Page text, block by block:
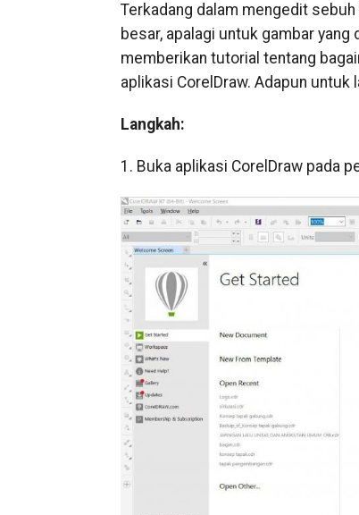
Terkadang dalam mengedit
besar, apalagi untuk gambar yang
memberikan tutorial tentang
aplikasi CorelDraw. Adapun untuk
Langkah:
1. Buka aplikasi CorelDraw pada